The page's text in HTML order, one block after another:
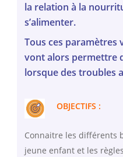
la relation à la
s’alimenter.
Tous ces paramètres
vont alors permettre
lorsque des troubles
OBJECTIFS :
Connaitre les différents
jeune enfant et les